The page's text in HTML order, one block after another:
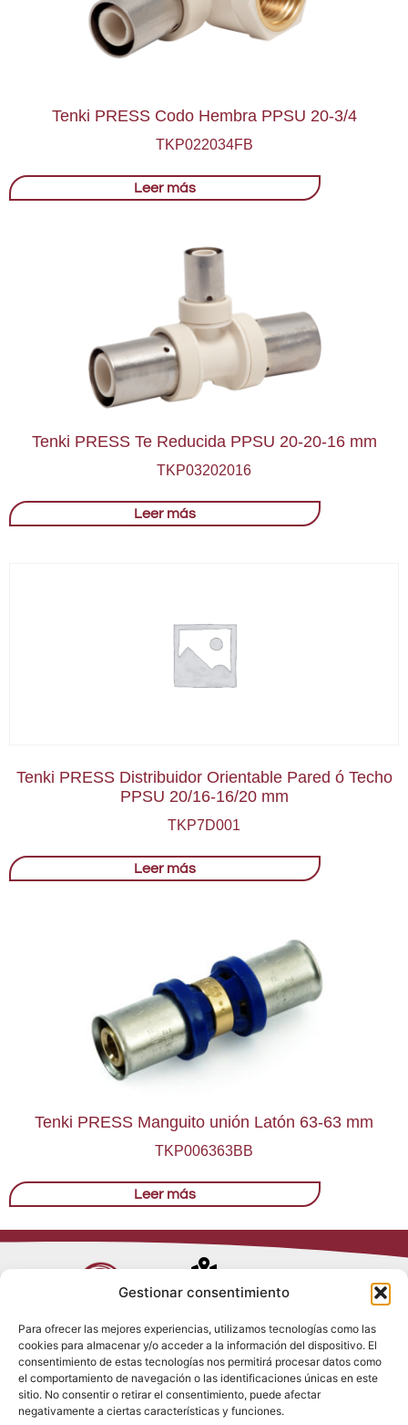
Gestionar consentimiento
Para ofrecer las mejores experiencias, utilizamos tecnologías como las
cookies para almacenar y/o acceder a la información del dispositivo. El
consentimiento de estas tecnologías nos permitirá procesar datos como
el comportamiento de navegación o las identificaciones únicas en este
sitio. No consentir o retirar el consentimiento, puede afectar
negativamente a ciertas características y funciones.
Tenki PRESS Codo Hembra PPSU 20-3/4
TKP022034FB
Leer más
Tenki PRESS Te Reducida PPSU 20-20-16 mm
TKP03202016
Leer más
Tenki PRESS Distribuidor Orientable Pared ó Techo
PPSU 20/16-16/20 mm
TKP7D001
Leer más
Tenki PRESS Manguito unión Latón 63-63 mm
TKP006363BB
Leer más
Avenida de
28017 Madrid
(España)
(+34) 910 917
Política de
Privacidad
Política de
Cookies